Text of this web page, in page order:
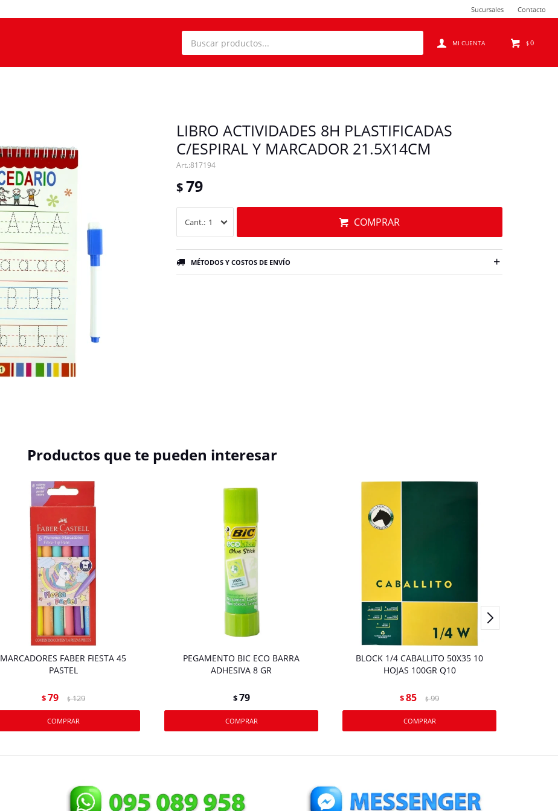
$0
Sucursales Contacto
LIBRO ACTIVIDADES 8H PLASTIFICADAS
C/ESPIRAL Y MARCADOR 21.5X14CM
817194
$79
1 COMPRAR
MÉTODOS Y COSTOS DE ENVÍO
Productos que te pueden interesar
MARCADORES FABER FIESTA 45
PASTEL
$79 $ 129
PEGAMENTO BIC ECO BARRA
ADHESIVA 8 GR
$79
BLOCK 1/4 CABALLITO 50X35 10
HOJAS 100GR Q10
$85 $ 99